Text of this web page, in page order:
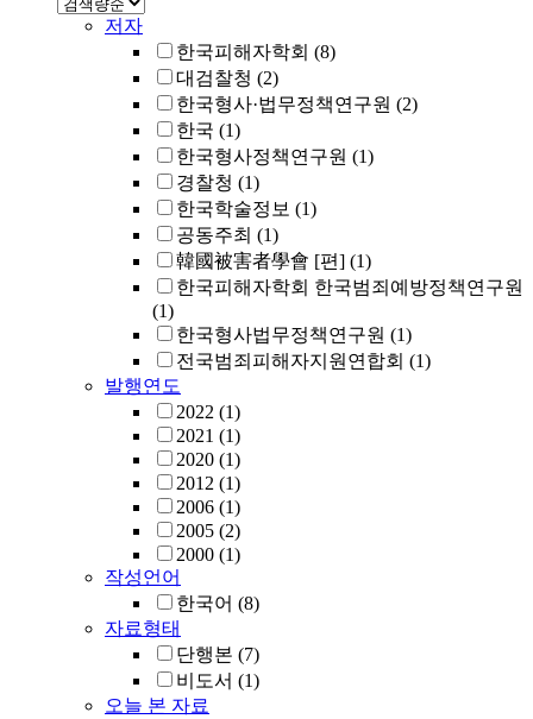
저자
한국피해자학회 (8)
대검찰청 (2)
한국형사·법무정책연구원 (2)
한국 (1)
한국형사정책연구원 (1)
경찰청 (1)
한국학술정보 (1)
공동주최 (1)
韓國被害者學會 [편] (1)
한국피해자학회 한국범죄예방정책연구원
(1)
한국형사법무정책연구원 (1)
전국범죄피해자지원연합회 (1)
발행연도
2022 (1)
2021 (1)
2020 (1)
2012 (1)
2006 (1)
2005 (2)
2000 (1)
작성언어
한국어 (8)
자료형태
단행본 (7)
비도서 (1)
오늘 본 자료